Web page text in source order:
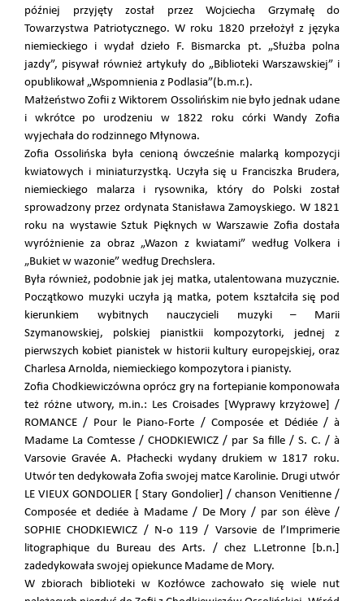
później przyjęty został przez Wojciecha Grzymałę do
Towarzystwa Patriotycznego. W roku 1820 przełożył z języka
niemieckiego i wydał dzieło F. Bismarcka pt. „Służba polna
jazdy”, pisywał również artykuły do „Biblioteki Warszawskiej” i
opublikował „Wspomnienia z Podlasia”(b.m.r.).
Małżeństwo Zofii z Wiktorem Ossolińskim nie było jednak udane
i wkrótce po urodzeniu w 1822 roku córki Wandy Zofia
wyjechała do rodzinnego Młynowa.
Zofia Ossolińska była cenioną ówcześnie malarką kompozycji
kwiatowych i miniaturzystką. Uczyła się u Franciszka Brudera,
niemieckiego malarza i rysownika, który do Polski został
sprowadzony przez ordynata Stanisława Zamoyskiego. W 1821
roku na wystawie Sztuk Pięknych w Warszawie Zofia dostała
wyróżnienie za obraz „Wazon z kwiatami” według Volkera i
„Bukiet w wazonie” według Drechslera.
Była również, podobnie jak jej matka, utalentowana muzycznie.
Początkowo muzyki uczyła ją matka, potem kształciła się pod
kierunkiem wybitnych nauczycieli muzyki – Marii
Szymanowskiej, polskiej pianistkii kompozytorki, jednej z
pierwszych kobiet pianistek w historii kultury europejskiej, oraz
Charlesa Arnolda, niemieckiego kompozytora i pianisty.
Zofia Chodkiewiczówna oprócz gry na fortepianie komponowała
też różne utwory, m.in.: Les Croisades [Wyprawy krzyżowe] /
ROMANCE / Pour le Piano-Forte / Composée et Dédiée / à
Madame La Comtesse / CHODKIEWICZ / par Sa fille / S. C. / à
Varsovie Gravée A. Płachecki wydany drukiem w 1817 roku.
Utwór ten dedykowała Zofia swojej matce Karolinie. Drugi utwór
LE VIEUX GONDOLIER [ Stary Gondolier] / chanson Venitienne /
Composée et dediée à Madame / De Mory / par son élève /
SOPHIE CHODKIEWICZ / N-o 119 / Varsovie de l’Imprimerie
litographique du Bureau des Arts. / chez L.Letronne [b.n.]
zadedykowała swojej opiekunce Madame de Mory.
W zbiorach biblioteki w Kozłówce zachowało się wiele nut